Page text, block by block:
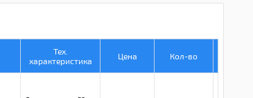
Тех.
характеристика
Цена Кол-во